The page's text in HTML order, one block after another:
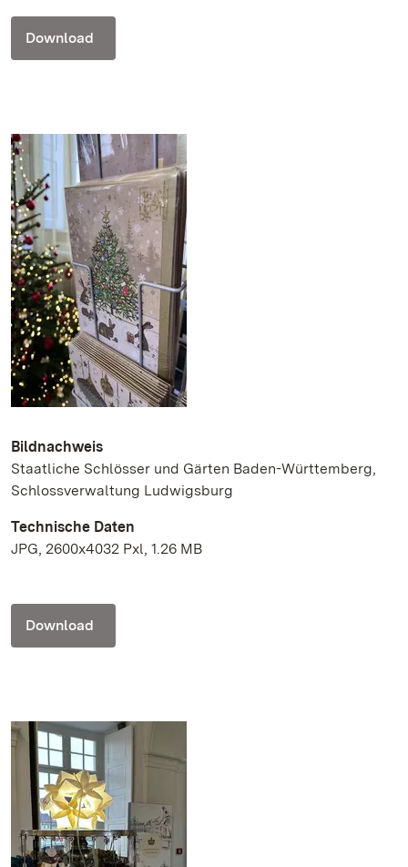
Download
Bildnachweis
Staatliche Schlösser und Gärten Baden-Württemberg,
Schlossverwaltung Ludwigsburg
Technische Daten
JPG, 2600x4032 Pxl, 1.26 MB
Download